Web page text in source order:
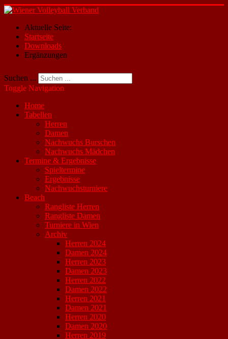
Aktuelle Seite:
Startseite
Downloads
Ergänzungen
Suchen ...
Toggle Navigation
Home
Tabellen
Herren
Damen
Nachwuchs Burschen
Nachwuchs Mädchen
Termine & Ergebnisse
Spieltermine
Ergebnisse
Nachwuchsturniere
Beach
Rangliste Herren
Rangliste Damen
Turniere in Wien
Archiv
Herren 2024
Damen 2024
Herren 2023
Damen 2023
Herren 2022
Damen 2022
Herren 2021
Damen 2021
Herren 2020
Damen 2020
Herren 2019